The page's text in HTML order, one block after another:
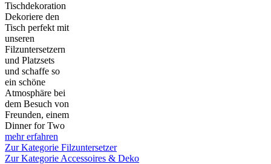
Tischdekoration
Dekoriere den
Tisch perfekt mit
unseren
Filzuntersetzern
und Platzsets
und schaffe so
ein schöne
Atmosphäre bei
dem Besuch von
Freunden, einem
Dinner for Two
mehr erfahren
Zur Kategorie Filzuntersetzer
Zur Kategorie Accessoires & Deko